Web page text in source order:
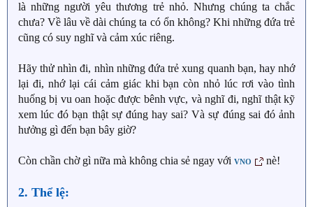
là những người yêu thương trẻ nhỏ. Nhưng chúng ta chắc
chưa? Về lâu về dài chúng ta có ổn không? Khi những đứa trẻ
cũng có suy nghĩ và cảm xúc riêng.
Hãy thử nhìn đi, nhìn những đứa trẻ xung quanh bạn, hay nhớ
lại đi, nhớ lại cái cảm giác khi bạn còn nhỏ lúc rơi vào tình
huống bị vu oan hoặc được bênh vực, và nghĩ đi, nghĩ thật kỹ
xem lúc đó bạn thật sự đúng hay sai? Và sự đúng sai đó ảnh
hưởng gì đến bạn bây giờ?
Còn chần chờ gì nữa mà không chia sẻ ngay với VNO nè!
2. Thể lệ: